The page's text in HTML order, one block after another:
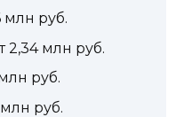
млн руб.
2,34 млн руб.
руб.
руб.